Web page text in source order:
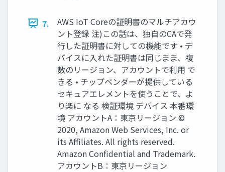
7.
AWS IoT Coreの証明書のマルチアカウ
ント登録 注)この話は、独自のCAで発
行した証明書に対しての機能です • デ
バイスに⼊れた証明書は同じまま、複
数のリージョン、アカウントで利⽤ で
きる • チップベンダーが提供している
セキュアエレメントを使うことで、よ
り楽に なる 検証環境 デバイス 本番環
境 アカウントA：東京リージョン ©
2020, Amazon Web Services, Inc. or
its Affiliates. All rights reserved.
Amazon Confidential and Trademark.
アカウントB：東京リージョン